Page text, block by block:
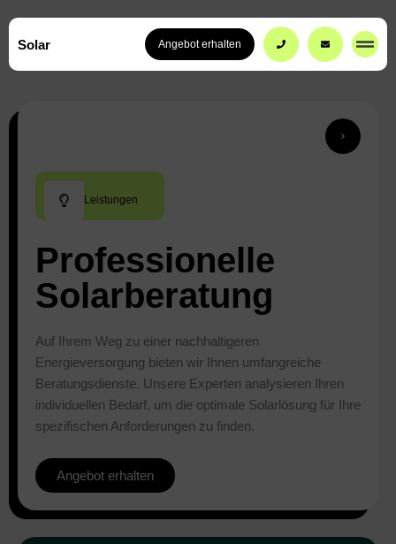
Solar Angebot erhalten
Leistungen
Professionelle
Solarberatung
Auf Ihrem Weg zu einer nachhaltigeren
Energieversorgung bieten wir Ihnen umfangreiche
Beratungsdienste. Unsere Experten analysieren Ihren
individuellen Bedarf, um die optimale Solarlösung für Ihre
spezifischen Anforderungen zu finden.
Angebot erhalten